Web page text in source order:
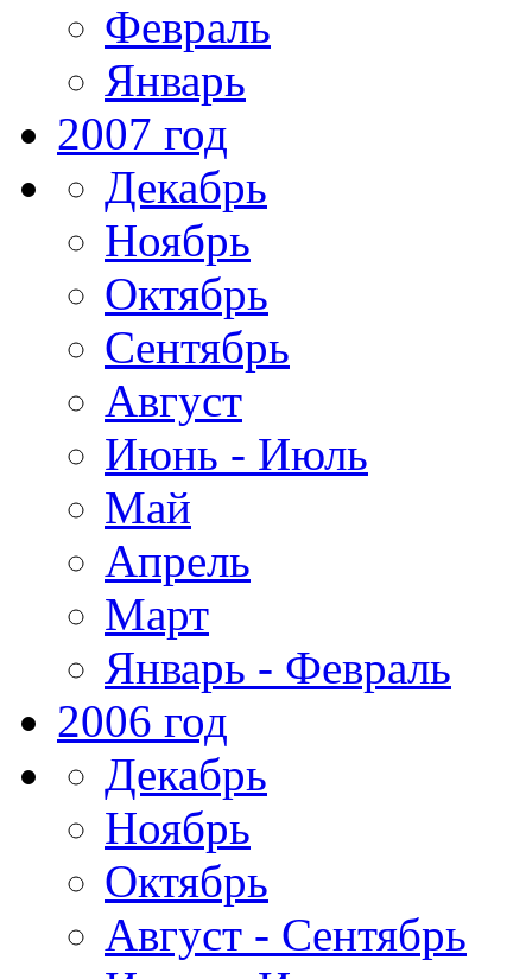
Февраль
Январь
2007 год
Декабрь
Ноябрь
Октябрь
Сентябрь
Август
Июнь - Июль
Май
Апрель
Март
Январь - Февраль
2006 год
Декабрь
Ноябрь
Октябрь
Август - Сентябрь